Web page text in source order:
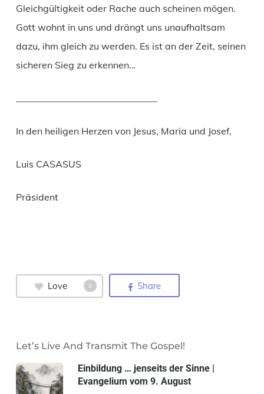
Gleichgültigkeit oder Rache auch scheinen mögen.
Gott wohnt in uns und drängt uns unaufhaltsam
dazu, ihm gleich zu werden. Es ist an der Zeit, seinen
sicheren Sieg zu erkennen…
In den heiligen Herzen von Jesus, Maria und Josef,
Luis CASASUS
Präsident
Love 0 Share
Let’s Live And Transmit The Gospel!
Einbildung … jenseits der Sinne |
Evangelium vom 9. August